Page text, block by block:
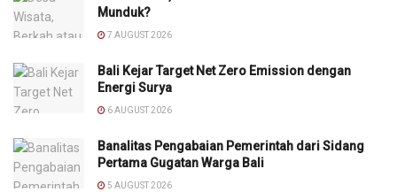
Munduk?
7 AUGUST 2026
Bali Kejar Target Net Zero Emission dengan
Energi Surya
6 AUGUST 2026
Banalitas Pengabaian Pemerintah dari Sidang
Pertama Gugatan Warga Bali
5 AUGUST 2026